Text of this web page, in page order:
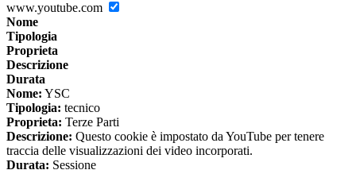
www.youtube.com
Nome
Tipologia
Proprieta
Descrizione
Durata
Nome: YSC
Tipologia: tecnico
Proprieta: Terze Parti
Descrizione: Questo cookie è impostato da YouTube per tenere
traccia delle visualizzazioni dei video incorporati.
Durata: Sessione